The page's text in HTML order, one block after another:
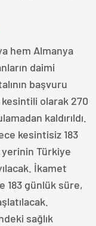
hem Almanya
daimi
başvuru
olarak 270
kaldırıldı.
kesintisiz 183
yerinin Türkiye
İkamet
183 günlük süre,
sağlık